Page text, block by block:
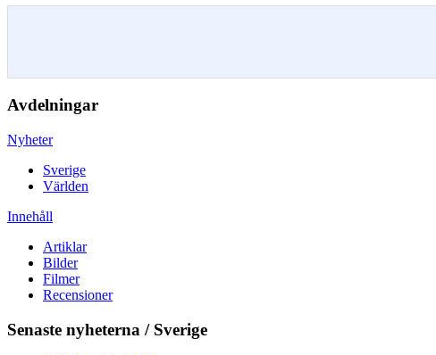
Avdelningar
Nyheter
Sverige
Världen
Innehåll
Artiklar
Bilder
Filmer
Recensioner
Senaste nyheterna / Sverige